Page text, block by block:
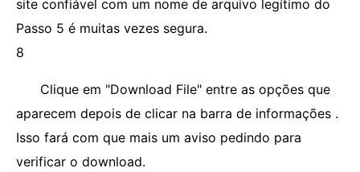
site confiável com um nome de arquivo legítimo do
Passo 5 é muitas vezes segura.
8
Clique em "Download File" entre as opções que
aparecem depois de clicar na barra de informações .
Isso fará com que mais um aviso pedindo para
verificar o download.